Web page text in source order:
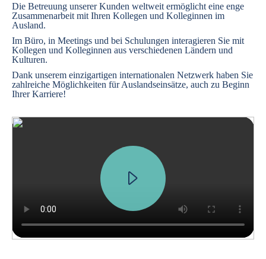
Die Betreuung unserer Kunden weltweit ermöglicht eine enge
Zusammenarbeit mit Ihren Kollegen und Kolleginnen im
Ausland.
Im Büro, in Meetings und bei Schulungen interagieren Sie mit
Kollegen und Kolleginnen aus verschiedenen Ländern und
Kulturen.
Dank unserem einzigartigen internationalen Netzwerk haben Sie
zahlreiche Möglichkeiten für Auslandseinsätze, auch zu Beginn
Ihrer Karriere!